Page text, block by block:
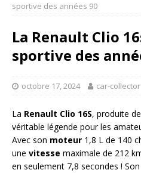
sportive des années 90
La Renault Clio
sportive des
octobre 17, 2024 car-collector
La Renault Clio 16S, produite
véritable légende pour les
Avec son moteur 1,8 L de 140
une vitesse maximale de 212
en seulement 7,8 secondes ! Son